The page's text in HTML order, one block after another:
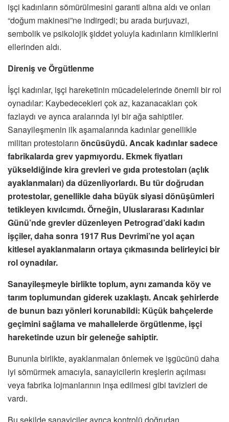
işçi kadınların sömürülmesini garanti altına aldı ve onları
“doğum makinesi”ne indirgedi; bu arada burjuvazi,
sembolik ve psikolojik şiddet yoluyla kadınların kimliklerini
ellerinden aldı.
Direniş ve Örgütlenme
İşçi kadınlar, işçi hareketinin mücadelelerinde önemli bir rol
oynadılar: Kaybedecekleri çok az, kazanacakları çok
fazlaydı ve ayrıca aralarında iyi bir ağa sahiptiler.
Sanayileşmenin ilk aşamalarında kadınlar genellikle
militan protestoların öncüsüydü. Ancak kadınlar sadece
fabrikalarda grev yapmıyordu. Ekmek fiyatları
yükseldiğinde kira grevleri ve gıda protestoları (açlık
ayaklanmaları) da düzenliyorlardı. Bu tür doğrudan
protestolar, genellikle daha büyük siyasi dönüşümleri
tetikleyen kıvılcımdı. Örneğin, Uluslararası Kadınlar
Günü’nde grevler düzenleyen Petrograd’daki kadın
işçiler, daha sonra 1917 Rus Devrimi’ne yol açan
kitlesel ayaklanmaların ortaya çıkmasında belirleyici bir
rol oynadılar.
Sanayileşmeyle birlikte toplum, aynı zamanda köy ve
tarım toplumundan giderek uzaklaştı. Ancak şehirlerde
de bunun bazı yönleri korunabildi: Küçük bahçelerde
geçimini sağlama ve mahallelerde örgütlenme, işçi
hareketinde uzun bir geleneğe sahiptir.
Bununla birlikte, ayaklanmaları önlemek ve işgücünü daha
iyi sömürmek amacıyla, sanayicilerin kreşlerin açılması
veya fabrika lojmanlarının inşa edilmesi gibi tavizleri de
vardı.
Bu şekilde sanayiciler ayrıca kontrolü doğrudan